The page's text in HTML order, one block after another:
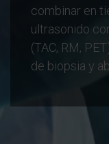
combinar en
ultrasonido
(TAC, RM,
de biopsia y